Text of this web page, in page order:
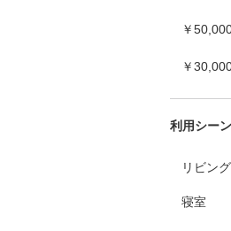
￥
￥
利用シーン
リビング
寝室